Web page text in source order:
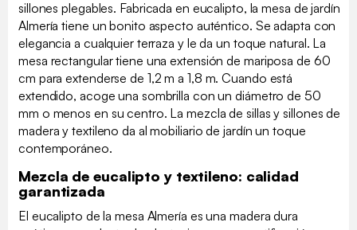
sillones plegables. Fabricada en eucalipto, la mesa de jardín
Almería tiene un bonito aspecto auténtico. Se adapta con
elegancia a cualquier terraza y le da un toque natural. La
mesa rectangular tiene una extensión de mariposa de 60
cm para extenderse de 1,2 m a 1,8 m. Cuando está
extendido, acoge una sombrilla con un diámetro de 50
mm o menos en su centro. La mezcla de sillas y sillones de
madera y textileno da al mobiliario de jardín un toque
contemporáneo.
Mezcla de eucalipto y textileno: calidad
garantizada
El eucalipto de la mesa Almería es una madera dura